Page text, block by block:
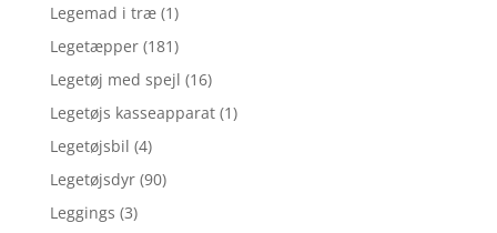
Legemad i træ (1)
Legetæpper (181)
Legetøj med spejl (16)
Legetøjs kasseapparat (1)
Legetøjsbil (4)
Legetøjsdyr (90)
Leggings (3)